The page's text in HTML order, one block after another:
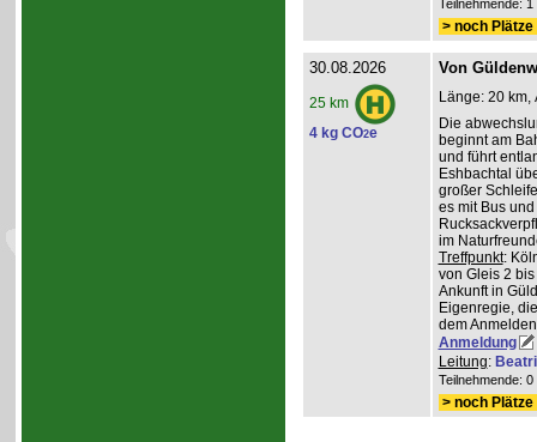
Teilnehmende:
> noch
30.08.2026
25 km
4 kg CO2e
Von
Länge: 20 km,
Die
beginnt am
und führt
Eshbachtal
großer
es mit Bus
im
Treffpunkt:
von Gleis 2
Ankunft in
Eigenregie,
dem
Anmeldung
Leitung:
Teilnehmende:
> noch